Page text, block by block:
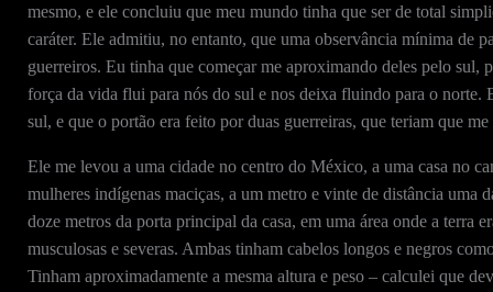
mesmo, e ele concluiu que meu mundo tinha que ser de total
caráter. Ele admitiu, no entanto, que uma observância mínima de
guerreiros. Eu tinha que começar me aproximando deles pelo sul,
força da vida flui para nós do sul e nos deixa fluindo para o norte.
sul, e que o portão era feito por duas guerreiras, que teriam que
Ele me levou a uma cidade no centro do México, a uma casa no
mulheres indígenas maciças, a um metro e vinte de distância uma
doze metros da porta principal da casa, em uma área onde a terra
musculosas e severas. Ambas tinham cabelos longos e negros
Tinham aproximadamente a mesma altura e peso – calculei que